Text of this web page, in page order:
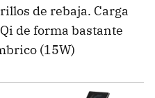
de rebaja. Carga
de forma bastante
(15W)